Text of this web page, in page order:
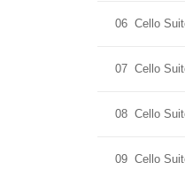
06 Cello
07 Cello
08 Cello
09 Cello